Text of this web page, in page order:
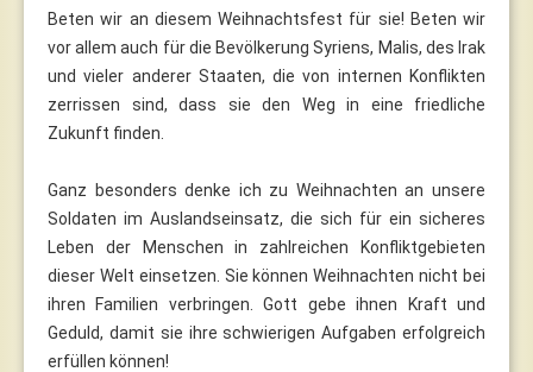
Beten wir an diesem Weihnachtsfest für sie! Beten wir
vor allem auch für die Bevölkerung Syriens, Malis, des Irak
und vieler anderer Staaten, die von internen Konflikten
zerrissen sind, dass sie den Weg in eine friedliche
Zukunft finden.
Ganz besonders denke ich zu Weihnachten an unsere
Soldaten im Auslandseinsatz, die sich für ein sicheres
Leben der Menschen in zahlreichen Konfliktgebieten
dieser Welt einsetzen. Sie können Weihnachten nicht bei
ihren Familien verbringen. Gott gebe ihnen Kraft und
Geduld, damit sie ihre schwierigen Aufgaben erfolgreich
erfüllen können!